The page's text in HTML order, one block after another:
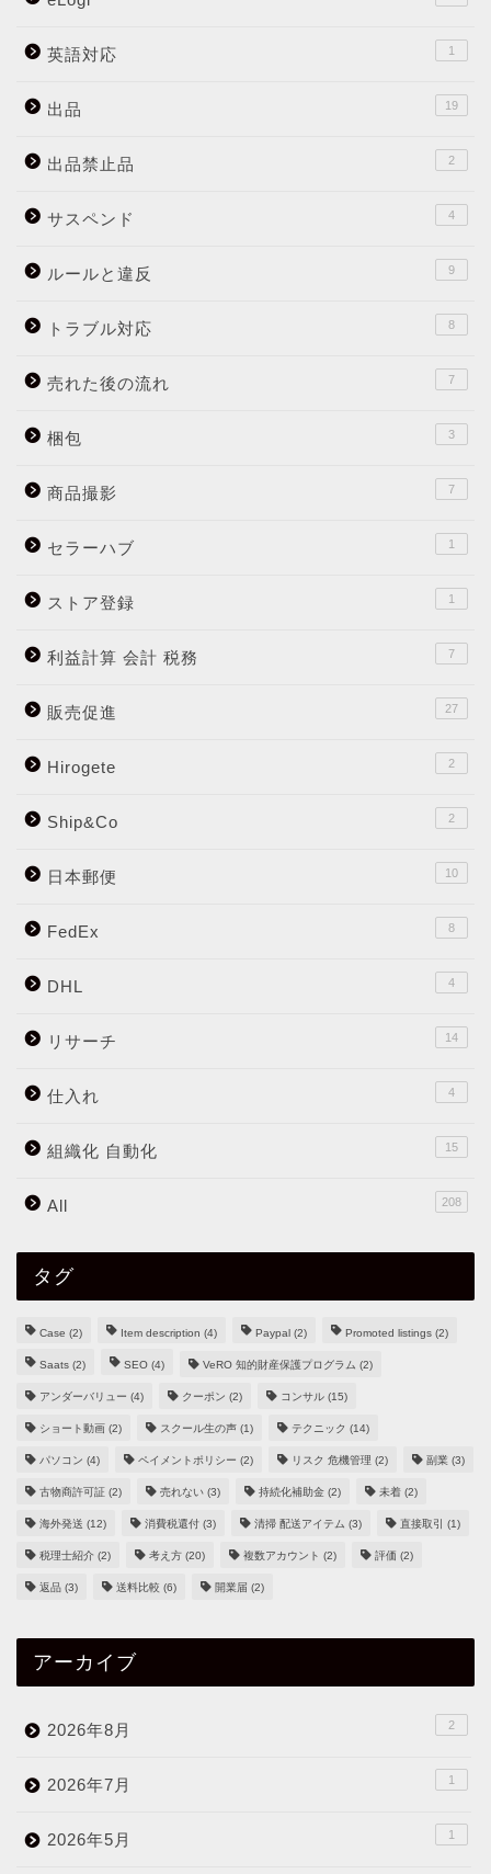
英語対応 1
出品 19
出品禁止品 2
サスペンド 4
ルールと違反 9
トラブル対応 8
売れた後の流れ 7
梱包 3
商品撮影 7
セラーハブ 1
ストア登録 1
利益計算 会計 税務 7
販売促進 27
Hirogete 2
Ship&Co 2
日本郵便 10
FedEx 8
DHL 4
リサーチ 14
仕入れ 4
組織化 自動化 15
All 208
タグ
Case (2) Item description (4) Paypal (2) Promoted listings (2)
Saats (2) SEO (4) VeRO 知的財産保護プログラム (2)
アンダーバリュー (4) クーポン (2) コンサル (15)
ショート動画 (2) スクール生の声 (1) テクニック (14)
パソコン (4) ペイメントポリシー (2) リスク 危機管理 (2) 副業 (3)
古物商許可証 (2) 売れない (3) 持続化補助金 (2) 未着 (2)
海外発送 (12) 消費税還付 (3) 清掃 配送アイテム (3) 直接取引 (1)
税理士紹介 (2) 考え方 (20) 複数アカウント (2) 評価 (2)
返品 (3) 送料比較 (6) 開業届 (2)
アーカイブ
2026年8月 2
2026年7月 1
2026年5月 1